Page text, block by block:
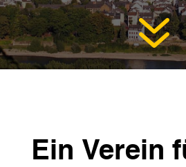
7
Ein Verein